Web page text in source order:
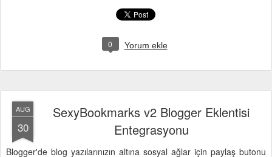
0 Yorum ekle
AUG
30
SexyBookmarks v2 Blogger Eklentisi
Entegrasyonu
Blogger'de blog yazılarınızın altına sosyal ağlar için paylaş butonu